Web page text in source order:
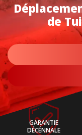
de
GARANTIE
DÉCÉNNALE